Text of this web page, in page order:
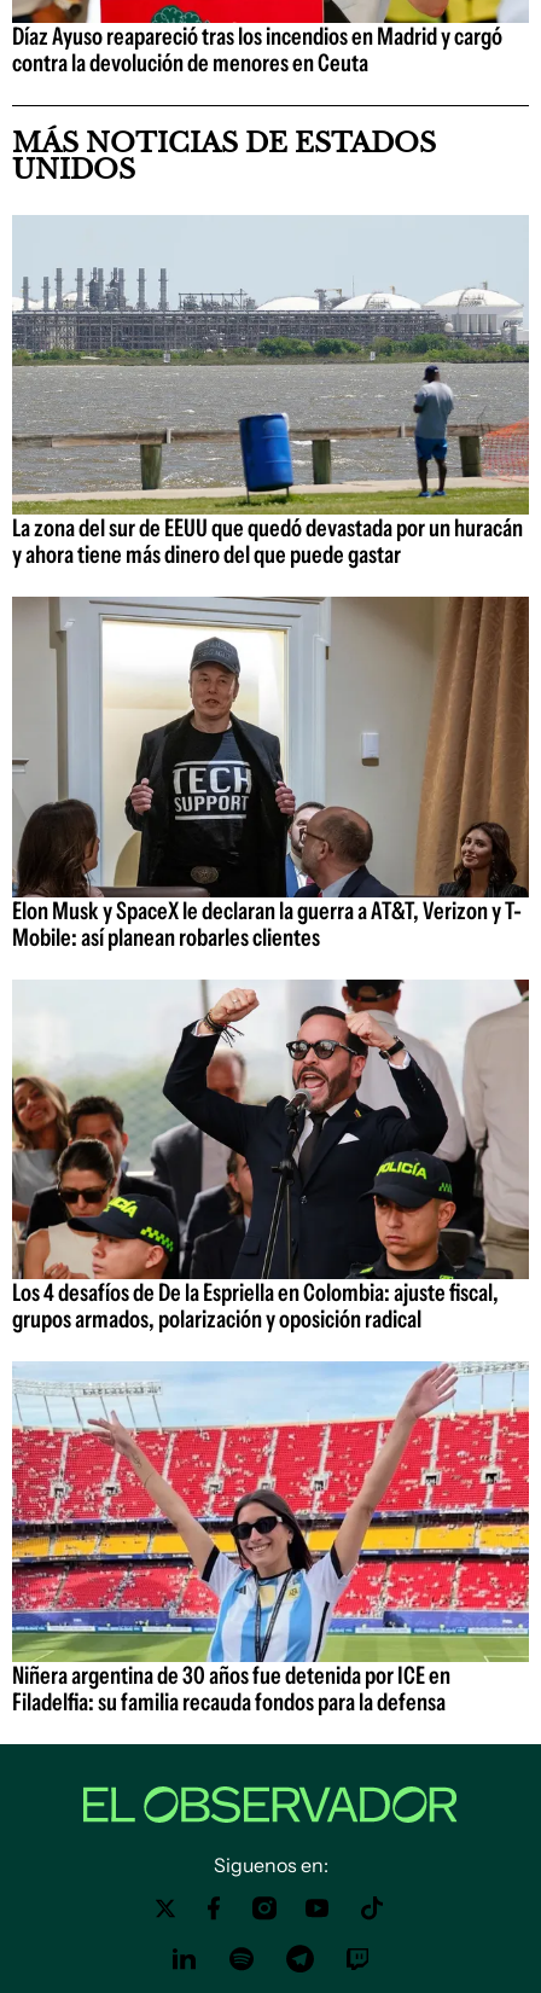
Díaz Ayuso reapareció tras los incendios en Madrid y cargó
contra la devolución de menores en Ceuta
MÁS NOTICIAS DE ESTADOS
UNIDOS
La zona del sur de EEUU que quedó devastada por un huracán
y ahora tiene más dinero del que puede gastar
Elon Musk y SpaceX le declaran la guerra a AT&T, Verizon y T-
Mobile: así planean robarles clientes
Los 4 desafíos de De la Espriella en Colombia: ajuste fiscal,
grupos armados, polarización y oposición radical
Niñera argentina de 30 años fue detenida por ICE en
Filadelfia: su familia recauda fondos para la defensa
Siguenos en: